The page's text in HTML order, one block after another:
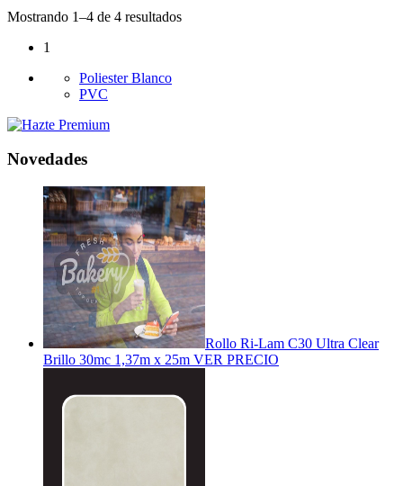
Mostrando 1–4 de 4 resultados
1
Poliester Blanco
PVC
Novedades
Rollo Ri-Lam C30 Ultra Clear
Brillo 30mc 1,37m x 25m VER PRECIO